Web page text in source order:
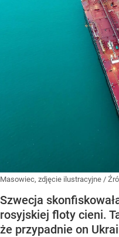
Masowiec, zdjęcie ilustracyjne /
Szwecja
rosyjskiej floty cieni.
że przypadnie on